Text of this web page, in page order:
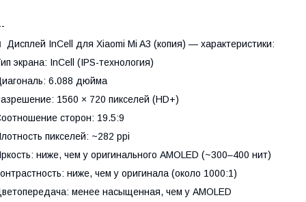
Дисплей InCell для Xiaomi Mi A3 (копия) — характеристики:
экрана: InCell (IPS-технология)
6.088 дюйма
1560 × 720 пикселей (HD+)
сторон: 19.5:9
пикселей: ~282 ppi
ниже, чем у оригинального AMOLED (~300–400 нит)
ниже, чем у оригинала (около 1000:1)
менее насыщенная, чем у AMOLED